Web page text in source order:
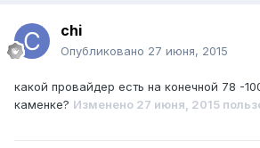
chi
Опубликовано 27 июня, 2015
какой провайдер есть на конечной 78 -
каменке? Изменено 27 июня, 2015